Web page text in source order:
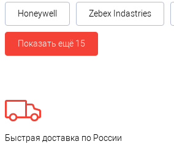
Honeywell Zebex Indastries
Показать ещё 15
Быстрая доставка по России